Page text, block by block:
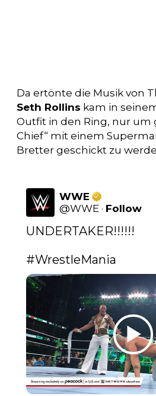
Da ertönte die Musik von
Seth Rollins kam in
Outfit in den Ring, nur um
Chief“ mit einem
Bretter geschickt zu
WWE
@WWE · Follow
UNDERTAKER!!!!!!
#WrestleMania